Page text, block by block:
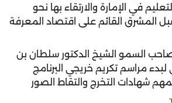
في الإمارة والارتقاء بها نحو
المشرق القائم على اقتصاد المعرفة
السمو الشيخ الدكتور سلطان بن
مراسم تكريم خريجي البرنامج
شهادات التخرج والتقاط الصور